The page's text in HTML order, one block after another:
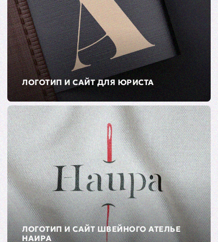
ЛОГОТИП И САЙТ ДЛЯ ЮРИСТА
ЛОГОТИП И САЙТ ШВЕЙНОГО АТЕЛЬЕ
НАИРА